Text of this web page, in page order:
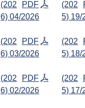
PDF
(202
6) 04/2026
PDF
(202
6) 03/2026
PDF
(202
6) 02/2026
(202
5) 19/
(202
5) 18/
(202
5) 17/